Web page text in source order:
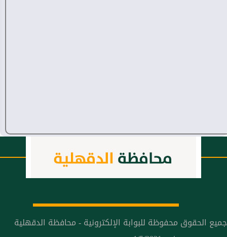
جميع الحقوق محفوظة للبوابة الإلكترونية - محافظة الدقهلية